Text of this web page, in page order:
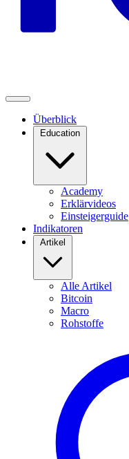
Überblick
Education
Academy
Erklärvideos
Einsteigerguide
Indikatoren
Artikel
Alle Artikel
Bitcoin
Macro
Rohstoffe